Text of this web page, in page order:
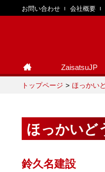
お問い合わせ 会社概要
ZaisatsuJP
トップページ ほっかい
ほっかいど
鈴久名建設